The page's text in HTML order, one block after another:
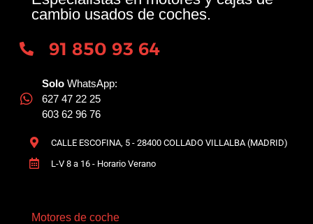
cambio usados de coches.
91 850 93 64
Solo WhatsApp:
627 47 22 25
603 62 96 76
CALLE ESCOFINA, 5 - 28400 COLLADO VILLALBA (MADRID)
L-V 8 a 16 - Horario Verano
Motores de coche